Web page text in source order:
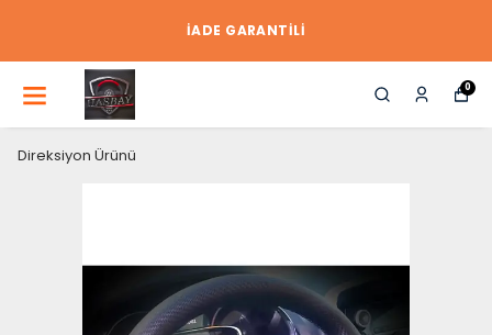
İADE GARANTİLİ
0
Direksiyon Ürünü